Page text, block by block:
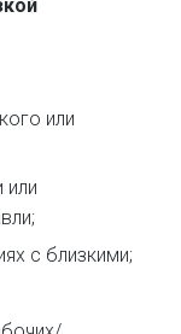
или
или
с близкими;